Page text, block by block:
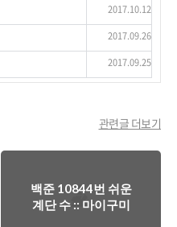
2017.10.12
2017.09.26
2017.09.25
관련글 더보기
백준 10844번 쉬운
계단 수 :: 마이구미